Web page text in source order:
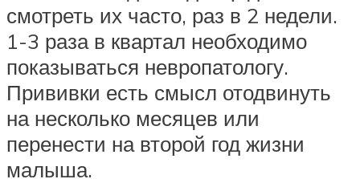
смотреть их часто, раз в 2 недели.
1-3 раза в квартал необходимо
показываться невропатологу.
Прививки есть смысл отодвинуть
на несколько месяцев или
перенести на второй год жизни
малыша.